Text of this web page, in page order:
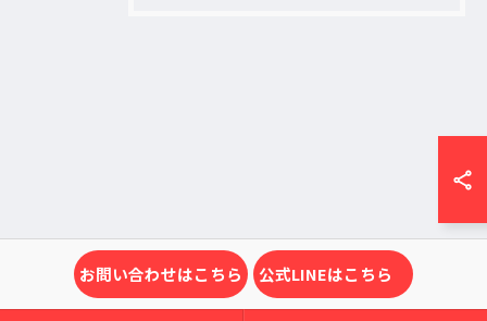
お問い合わせはこちら 公式LINEはこちら